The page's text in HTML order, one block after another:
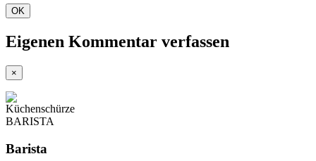
OK
Eigenen Kommentar verfassen
×
Barista